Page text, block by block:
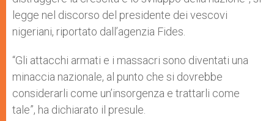
legge nel discorso del presidente dei vescovi
nigeriani, riportato dall’agenzia Fides.
“Gli attacchi armati e i massacri sono diventati una
minaccia nazionale, al punto che si dovrebbe
considerarli come un’insorgenza e trattarli come
tale”, ha dichiarato il presule.